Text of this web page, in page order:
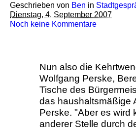
Geschrieben von Ben in
Dienstag, 4. September 2007
Noch keine Kommentare
Nun also die
Wolfgang Perske,
Tische des
das haushaltsmäßige
Perske. "Aber es wird
anderer Stelle durch